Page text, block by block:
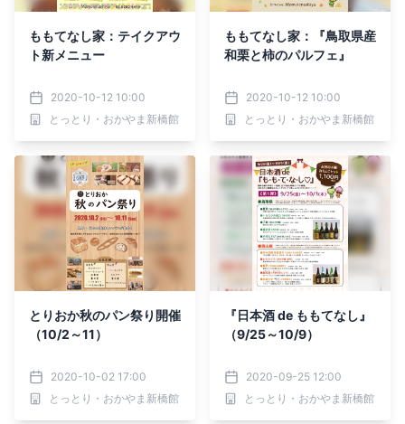
ももてなし家：テイクアウ
ト新メニュー
2020-10-12 10:00
とっとり・おかやま新橋館
ももてなし家：『鳥取県産
和栗と柿のパルフェ』
2020-10-12 10:00
とっとり・おかやま新橋館
とりおか秋のパン祭り開催
（10/2～11）
2020-10-02 17:00
とっとり・おかやま新橋館
『日本酒 de ももてなし』
（9/25～10/9）
2020-09-25 12:00
とっとり・おかやま新橋館